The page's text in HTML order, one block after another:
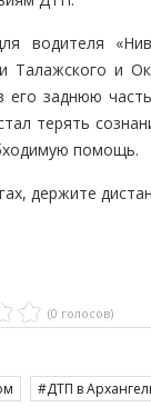
Талажского и
заднюю
терять
помощь.
держите
(0 голосов)
ДТП в